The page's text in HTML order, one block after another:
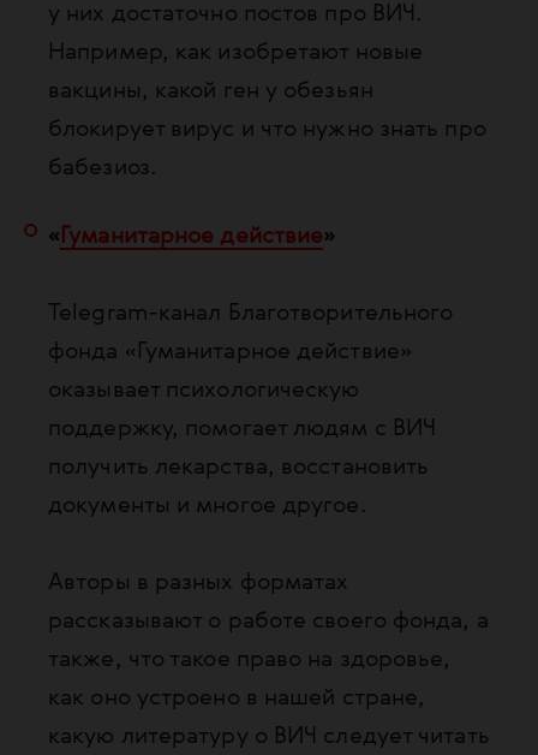
у них достаточно постов про ВИЧ.
Например, как изобретают новые
вакцины, какой ген у обезьян
блокирует вирус и что нужно знать про
бабезиоз.
« Гуманитарное действие»
Telegram-канал Благотворительного
фонда «Гуманитарное действие»
оказывает психологическую
поддержку, помогает людям с ВИЧ
получить лекарства, восстановить
документы и многое другое.
Авторы в разных форматах
рассказывают о работе своего фонда, а
также, что такое право на здоровье,
как оно устроено в нашей стране,
какую литературу о ВИЧ следует читать